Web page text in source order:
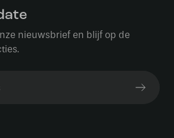
nieuwsbrief en blijf op de